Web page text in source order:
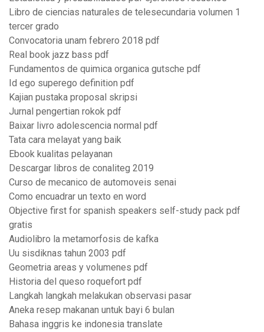
Libro de ciencias naturales de telesecundaria volumen 1
tercer grado
Convocatoria unam febrero 2018 pdf
Real book jazz bass pdf
Fundamentos de quimica organica gutsche pdf
Id ego superego definition pdf
Kajian pustaka proposal skripsi
Jurnal pengertian rokok pdf
Baixar livro adolescencia normal pdf
Tata cara melayat yang baik
Ebook kualitas pelayanan
Descargar libros de conaliteg 2019
Curso de mecanico de automoveis senai
Como encuadrar un texto en word
Objective first for spanish speakers self-study pack pdf
gratis
Audiolibro la metamorfosis de kafka
Uu sisdiknas tahun 2003 pdf
Geometria areas y volumenes pdf
Historia del queso roquefort pdf
Langkah langkah melakukan observasi pasar
Aneka resep makanan untuk bayi 6 bulan
Bahasa inggris ke indonesia translate